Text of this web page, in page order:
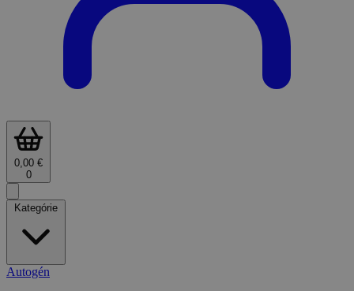
0,00 €
0
Kategórie
Autogén